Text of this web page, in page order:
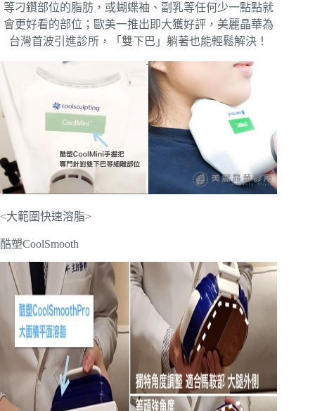
等刁鑽部位的脂肪，或蝴蝶袖、副乳等任何少一點點就
會更好看的部位；歐美一推出即大獲好評，美麗晶華為
台灣首波引進診所，「雙下巴」躺著也能輕鬆解決！
<大範圍快速溶脂>
酷塑CoolSmooth